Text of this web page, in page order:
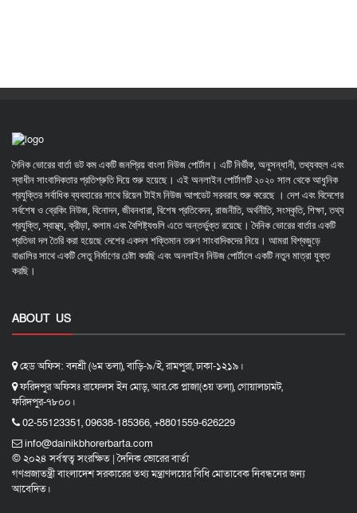
দৈনিক ভোরের বার্তা ডট কম একটি জনপ্রিয় বাংলা নিউজ পোর্টাল। এটি নির্ভীক, অনুসন্ধানী, তথ্যবহুল এবং
স্বাধীন সাংবাদিকতার প্রতিশ্রুতি দিয়ে শুরু হয়েছে। এই অনলাইন পোর্টালটি ২০২০ সাল থেকে আধুনিক
প্রযুক্তির সর্বাধিক ব্যবহারের সাথে রিয়েল টাইম নিউজ আপডেট সরবরাহ শুরু করেছে । দেশ এবং বিদেশের
সর্বশেষ ও ব্রেকিং নিউজ, বিনোদন, জীবনধারা, বিশেষ প্রতিবেদন, রাজনীতি, অর্থনীতি, সংস্কৃতি, শিক্ষা, তথ্য
প্রযুক্তি, স্বাস্থ্য, ক্রীড়া, কলাম এবং বৈশিষ্ট্যগুলি এতে অন্তর্ভুক্ত রয়েছে। দৈনিক ভোরের বার্তার একটি
প্রতিভা দল তৈরি করা হয়েছে দেশের একদল শক্তিমান তরুণ সাংবাদিকদের নিয়ে। আমরা বিশ্বজুড়ে
বাঙালির সাথে একটি সেতু নির্মাণের চেষ্টা করছি এবং অনলাইন নিউজ পোর্টালে একটি নতুন মাত্রা যুক্ত
করছি।
ABOUT US
হেড অফিস: বনশ্রী (৬ম তলা), বাড়ি-৯/ই, রামপুরা, ঢাকা-১২১৯।
ফরিদপুর অফিসঃ রাফেলস ইন মোড়, আর.কে প্লাজা(৩য় তলা), গোয়ালচামট,
ফরিদপুর-৭৮০০।
02-55123351, 09638-185366, +8801559-626229
info@dainikbhorerbarta.com
© ২০২৪ সর্বস্বত্ব সংরক্ষিত | দৈনিক ভোরের বার্তা
গণপ্রজাতন্ত্রী বাংলাদেশ সরকারের তথ্য মন্ত্রাণলয়ের বিধি মোতাবেক নিবন্ধনের জন্য
আবেদিত।